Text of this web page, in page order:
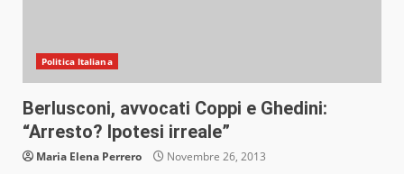
Politica Italiana
Berlusconi, avvocati Coppi e Ghedini:
“Arresto? Ipotesi irreale”
Maria Elena Perrero Novembre 26, 2013